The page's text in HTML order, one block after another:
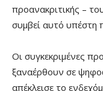
προανακριτικής –
συμβεί αυτό υπέστη
Οι συγκεκριμένες
ξαναέρθουν σε
απέκλεισε το